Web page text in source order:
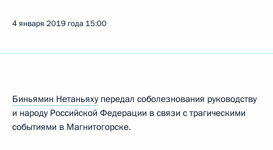
4 января 2019 года 15:00
Биньямин Нетаньяхупередал соболезнования руководству
и народу Российской Федерации в связи с трагическими
событиями в Магнитогорске.